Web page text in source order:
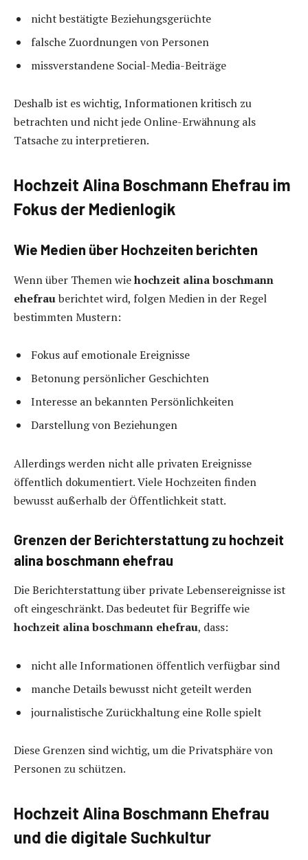
nicht bestätigte Beziehungsgerüchte
falsche Zuordnungen von Personen
missverstandene Social-Media-Beiträge
Deshalb ist es wichtig, Informationen kritisch zu
betrachten und nicht jede Online-Erwähnung als
Tatsache zu interpretieren.
Hochzeit Alina Boschmann Ehefrau im
Fokus der Medienlogik
Wie Medien über Hochzeiten berichten
Wenn über Themen wiehochzeit alina boschmann
ehefrauberichtet wird, folgen Medien in der Regel
bestimmten Mustern:
Fokus auf emotionale Ereignisse
Betonung persönlicher Geschichten
Interesse an bekannten Persönlichkeiten
Darstellung von Beziehungen
Allerdings werden nicht alle privaten Ereignisse
öffentlich dokumentiert. Viele Hochzeiten finden
bewusst außerhalb der Öffentlichkeit statt.
Grenzen der Berichterstattung zu hochzeit
alina boschmann ehefrau
Die Berichterstattung über private Lebensereignisse ist
oft eingeschränkt. Das bedeutet für Begriffe wie
hochzeit alina boschmann ehefrau, dass:
nicht alle Informationen öffentlich verfügbar sind
manche Details bewusst nicht geteilt werden
journalistische Zurückhaltung eine Rolle spielt
Diese Grenzen sind wichtig, um die Privatsphäre von
Personen zu schützen.
Hochzeit Alina Boschmann Ehefrau
und die digitale Suchkultur